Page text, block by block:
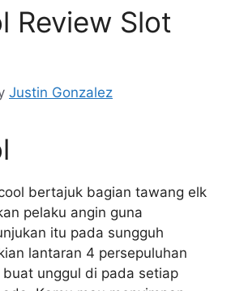
Review Slot
Justin Gonzalez
bertajuk bagian tawang elk
pelaku angin guna
itu pada sungguh
lantaran 4 persepuluhan
unggul di pada setiap